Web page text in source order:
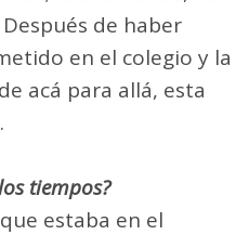
de haber
en el colegio y la
acá para allá, esta
tiempos?
estaba en el